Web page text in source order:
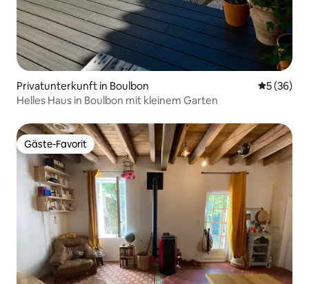
Privatunterkunft in Boulbon
5 (36)
Helles Haus in Boulbon mit kleinem Garten
Gäste-Favorit
Gäste-Favorit